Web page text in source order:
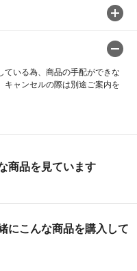
いる為、商品の手配ができな
キャンセルの際は別途ご案内を
商品を見ています
にこんな商品を購入して